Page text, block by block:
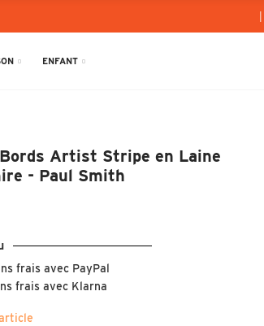
ENFANT
Artist Stripe en Laine
- Paul Smith
frais avec PayPal
frais avec Klarna